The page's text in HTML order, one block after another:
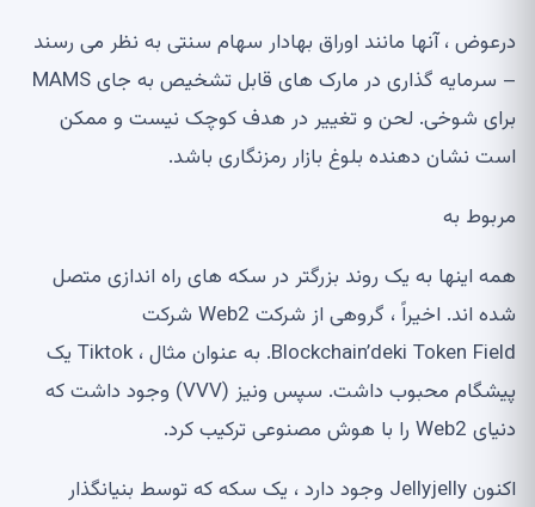
درعوض ، آنها مانند اوراق بهادار سهام سنتی به نظر می رسند
– سرمایه گذاری در مارک های قابل تشخیص به جای MAMS
برای شوخی. لحن و تغییر در هدف کوچک نیست و ممکن
است نشان دهنده بلوغ بازار رمزنگاری باشد.
مربوط به
همه اینها به یک روند بزرگتر در سکه های راه اندازی متصل
شده اند. اخیراً ، گروهی از شرکت Web2 شرکت
Blockchain’deki Token Field. به عنوان مثال ، Tiktok یک
پیشگام محبوب داشت. سپس ونیز (VVV) وجود داشت که
دنیای Web2 را با هوش مصنوعی ترکیب کرد.
اکنون Jellyjelly وجود دارد ، یک سکه که توسط بنیانگذار